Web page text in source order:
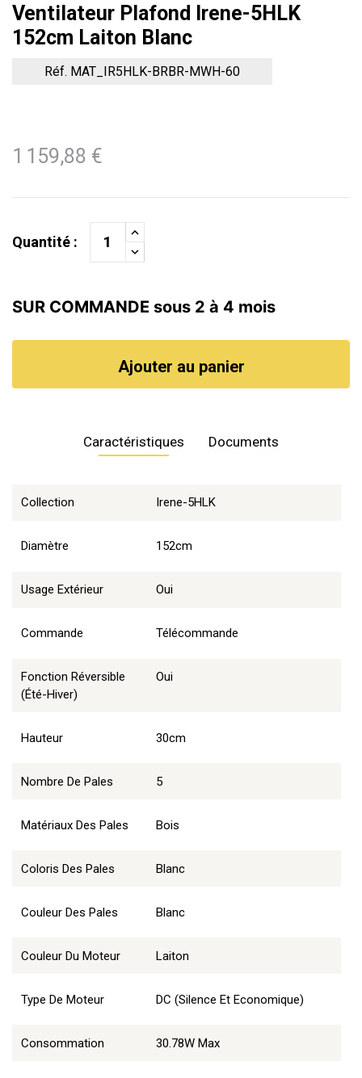
Ventilateur Plafond Irene-5HLK
152cm Laiton Blanc
Réf. MAT_IR5HLK-BRBR-MWH-60
1 159,88 €
Quantité :
SUR COMMANDE sous 2 à 4 mois
Ajouter au panier
Caractéristiques
Collection Irene-5HLK
Diamètre 152cm
Usage Extérieur Oui
Commande Télécommande
Fonction Réversible
(été-Hiver)
Oui
Hauteur 30cm
Nombre De Pales 5
Matériaux Des Pales Bois
Coloris Des Pales Blanc
Couleur Des Pales Blanc
Couleur Du Moteur Laiton
Type De Moteur DC (Silence Et Economique)
Consommation 30.78W Max
Documents